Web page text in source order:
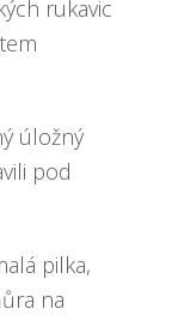
rukavic
úložný
pod
pilka,
na